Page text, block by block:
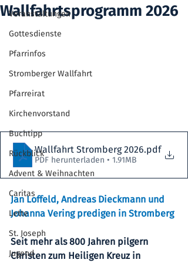
Veranstaltungen
Gottesdienste
Pfarrinfos
Stromberger Wallfahrt
Pfarreirat
Kirchenvorstand
Buchtipp
Rückblick
Advent & Weihnachten
Caritas
Lette
St. Joseph
Jugend
Wallfahrtsprogramm 2026
Wallfahrt Stromberg 2026.pdf
PDF herunterladen • 1.91MB
Jan Loffeld, Andreas Dieckmann und
Johanna Vering predigen in Stromberg
Seit mehr als 800 Jahren pilgern
Christen zum Heiligen Kreuz in